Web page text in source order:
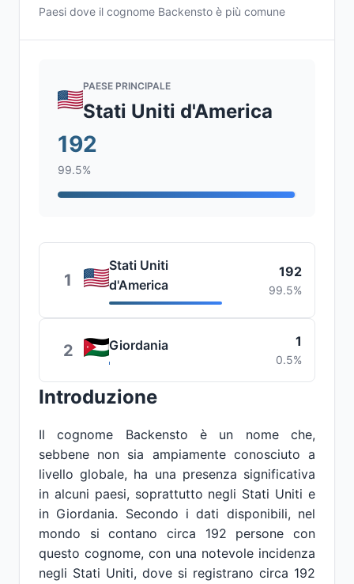
Paesi dove il cognome Backensto è più comune
PAESE PRINCIPALE
Stati Uniti d'America
192
99.5%
1
Stati Uniti
d'America
192
99.5%
2 Giordania 1
0.5%
Introduzione
Il cognome Backensto è un nome che,
sebbene non sia ampiamente conosciuto a
livello globale, ha una presenza significativa
in alcuni paesi, soprattutto negli Stati Uniti e
in Giordania. Secondo i dati disponibili, nel
mondo si contano circa 192 persone con
questo cognome, con una notevole incidenza
negli Stati Uniti, dove si registrano circa 192